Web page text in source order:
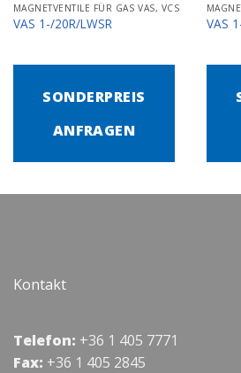
MAGNETVENTILE FÜR GAS VAS, VCS
VAS 1-/20R/LWSR
SONDERPREIS
ANFRAGEN
VAS
Kontakt
Telefon: +36 1 405 7771
Fax: +36 1 405 2845